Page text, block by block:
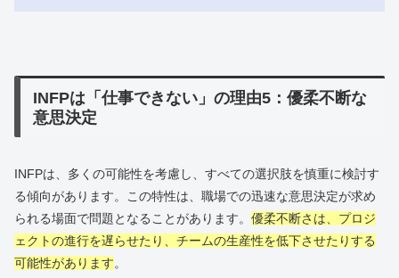
INFPは「仕事できない」の理由5：優柔不断な
意思決定
INFPは、多くの可能性を考慮し、すべての選択肢を慎重に検討す
る傾向があります。この特性は、職場での迅速な意思決定が求め
られる場面で問題となることがあります。 優柔不断さは、プロジ
ェクトの進行を遅らせたり、チームの生産性を低下させたりする
可能性があります。